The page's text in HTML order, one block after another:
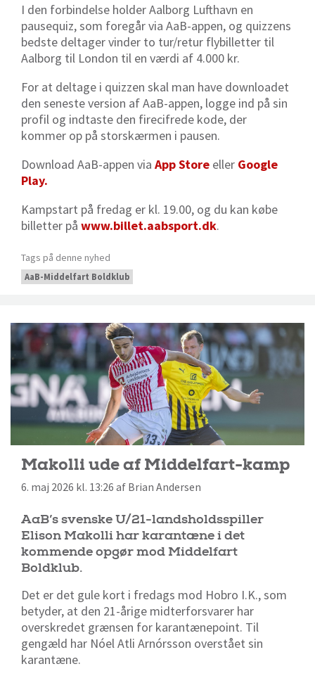
I den forbindelse holder Aalborg Lufthavn en
pausequiz, som foregår via AaB-appen, og quizzens
bedste deltager vinder to tur/retur flybilletter til
Aalborg til London til en værdi af 4.000 kr.
For at deltage i quizzen skal man have downloadet
den seneste version af AaB-appen, logge ind på sin
profil og indtaste den firecifrede kode, der
kommer op på storskærmen i pausen.
Download AaB-appen via App Store eller Google
Play.
Kampstart på fredag er kl. 19.00, og du kan købe
billetter på www.billet.aabsport.dk.
Tags på denne nyhed
AaB-Middelfart Boldklub
Makolli ude af Middelfart-kamp
6. maj 2026 kl. 13:26 af Brian Andersen
AaB’s svenske U/21-landsholdsspiller
Elison Makolli har karantæne i det
kommende opgør mod Middelfart
Boldklub.
Det er det gule kort i fredags mod Hobro I.K., som
betyder, at den 21-årige midterforsvarer har
overskredet grænsen for karantænepoint. Til
gengæld har Nóel Atli Arnórsson overstået sin
karantæne.